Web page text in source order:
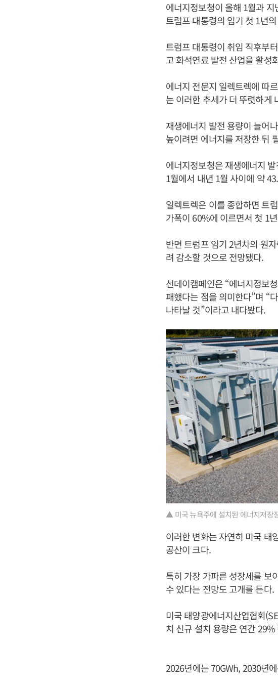
에너지정보청이 올해 1월과
트럼프 대통령의 임기 첫 1년
트럼프 대통령이 취임 직후부
고 화석연료 발전 산업을 활성
에너지 전문지 일렉트렉에 따
는 이러한 추세가 더 뚜렷하게
재생에너지 발전 용량이 늘어
높이려면 에너지를 저장한 뒤
에너지정보청은 재생에너지
1월에서 내년 1월 사이에 약
일렉트렉은 이를 종합하면 트
가폭이 60%에 이르면서 첫 1
반면 트럼프 임기 2년차의 원
려 감소할 것으로 전망됐다.
선데이캠페인은 “에너지정보
패했다는 점을 의미한다”며 “
나타날 것”이라고 내다봤다.
▲ 미국 뉴욕주에 설치된 에너지저장
이러한 변화는 자연히 미국 태
공산이 크다.
특히 가장 가파른 성장세를 보
수 있다는 전망도 고개를 든다.
미국 태양광에너지산업협회
치 신규 설치 용량은 연간
2026년에는 70GWh, 2030년